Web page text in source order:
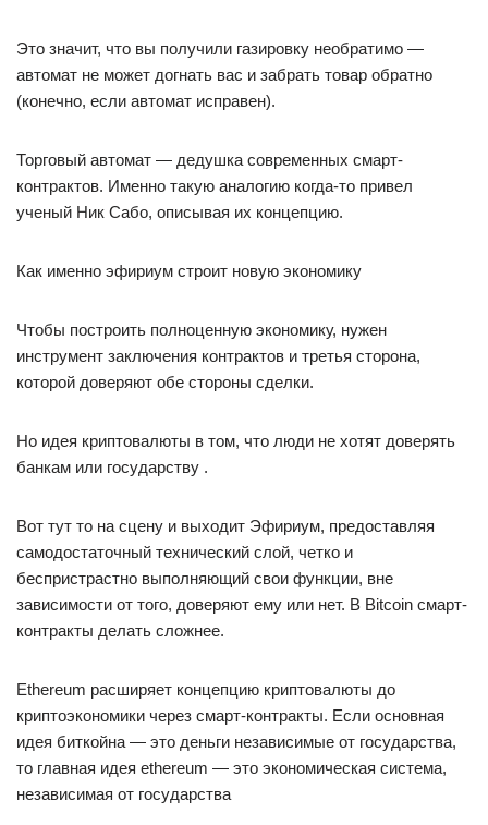
Это значит, что вы получили газировку необратимо —
автомат не может догнать вас и забрать товар обратно
(конечно, если автомат исправен).
Торговый автомат — дедушка современных смарт-
контрактов. Именно такую аналогию когда-то привел
ученый Ник Сабо, описывая их концепцию.
Как именно эфириум строит новую экономику
Чтобы построить полноценную экономику, нужен
инструмент заключения контрактов и третья сторона,
которой доверяют обе стороны сделки.
Но идея криптовалюты в том, что люди не хотят доверять
банкам или государству .
Вот тут то на сцену и выходит Эфириум, предоставляя
самодостаточный технический слой, четко и
беспристрастно выполняющий свои функции, вне
зависимости от того, доверяют ему или нет. В Bitcoin смарт-
контракты делать сложнее.
Ethereum расширяет концепцию криптовалюты до
криптоэкономики через смарт-контракты. Если основная
идея биткойна — это деньги независимые от государства,
то главная идея ethereum — это экономическая система,
независимая от государства